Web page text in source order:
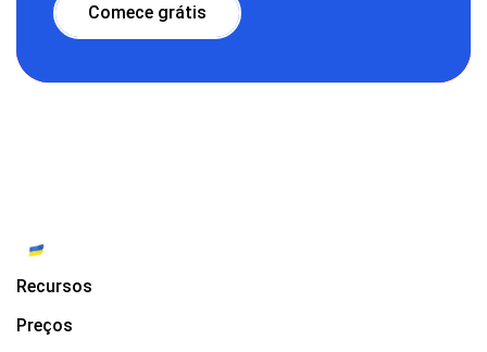
Comece grátis
Recursos
Preços